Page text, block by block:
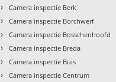
› Camera inspectie Berk
› Camera inspectie Borchwerf
› Camera inspectie Bosschenhoofd
› Camera inspectie Breda
› Camera inspectie Buis
› Camera inspectie Centrum